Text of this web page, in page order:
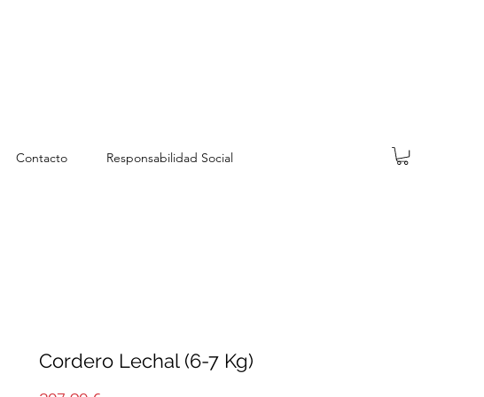
Contacto Responsabilidad Social
Cordero Lechal (6-7 Kg)